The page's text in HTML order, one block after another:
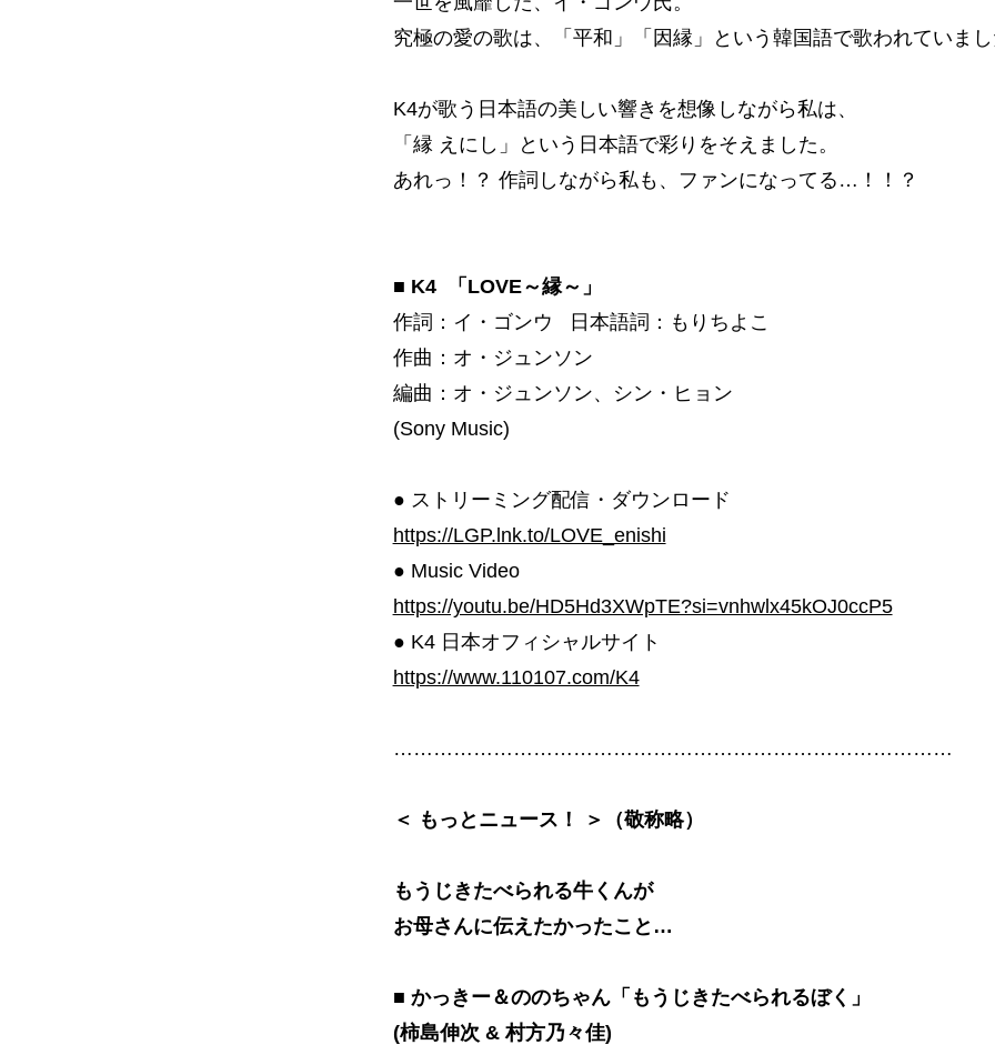
究極の愛の歌は、「平和」「因縁」という韓国語で歌われていま
K4が歌う日本語の美しい響きを想像しながら私は、
「縁 えにし」という日本語で彩りをそえました。
あれっ！？ 作詞しながら私も、ファンになってる…！！？
■ K4 「LOVE～縁～」
作詞：イ・ゴンウ 日本語詞：もりちよこ
作曲：オ・ジュンソン
編曲：オ・ジュンソン、シン・ヒョン
(Sony Music)
● ストリーミング配信・ダウンロード
https://LGP.lnk.to/LOVE_enishi
● Music Video
https://youtu.be/HD5Hd3XWpTE?si=vnhwlx45kOJ0ccP5
● K4 日本オフィシャルサイト
https://www.110107.com/K4
…………………………………………………………………………
＜ もっとニュース！ ＞（敬称略）
もうじきたべられる牛くんが
お母さんに伝えたかったこと…
■ かっきー＆ののちゃん「もうじきたべられるぼく」
(柿島伸次 & 村方乃々佳)